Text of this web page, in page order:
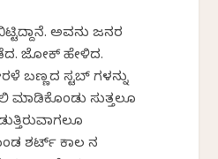
ಅವನು ಜನರ
ಜೋಕ್ ಹೇಳಿದ.
ಬಣ್ಣದ ಸ್ಟಬ್ ಗಳನ್ನು
ಮಾಡಿಕೊಂಡು ಸುತ್ತಲೂ
ಶರ್ಟ್ ಕಾಲರ್ ನ